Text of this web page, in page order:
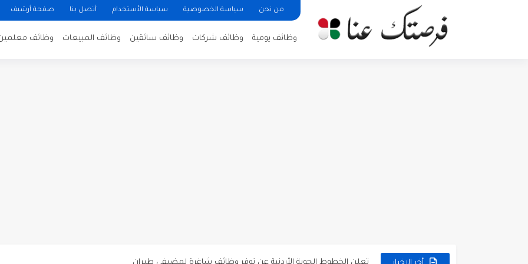
من نحن سياسة الخصوصية سياسة الأستخدام أتصل بنا صفحة أرشيف
وظائف يومية وظائف شركات وظائف سائقين وظائف المبيعات وظائف